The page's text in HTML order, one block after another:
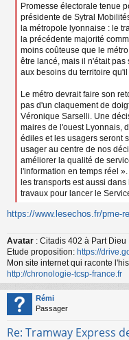
Promesse électorale tenue
présidente de Sytral
la métropole lyonnaise : le
la précédente majorité
moins coûteuse que le
être lancé, mais il n'était
aux besoins du territoire
Le métro devrait faire son
pas d'un claquement de
Véronique Sarselli. Une
maires de l'ouest Lyonnais,
édiles et les usagers seront
usager au centre de nos
améliorer la qualité de
l'information en temps réel
les transports est aussi
travaux pour lancer le
https://www.lesechos.fr/pme-
Avatar : Citadis 402 à Part Dieu
Etude proposition: https://
Mon site internet qui raconte
http://chronologie-tcsp-france.fr
Rémi
Passager
Re: Tramway Express